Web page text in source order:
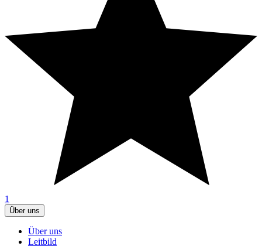
1
Über uns
Über uns
Leitbild